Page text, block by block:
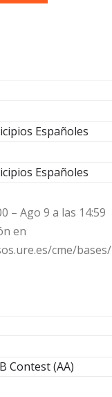
Españoles
Españoles
– Ago 9 a las 14:59
en
cme/bases/
Contest (AA)